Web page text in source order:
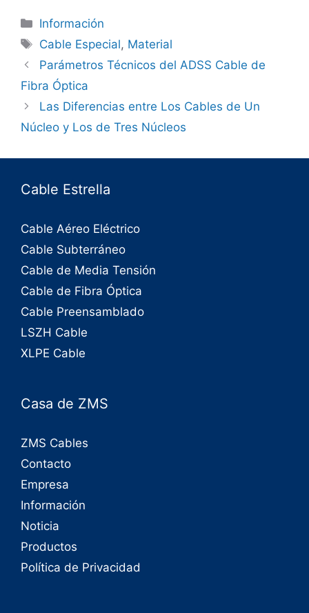
Información
Cable Especial, Material
Parámetros Técnicos del ADSS Cable de
Fibra Óptica
Las Diferencias entre Los Cables de Un
Núcleo y Los de Tres Núcleos
Cable Estrella
Cable Aéreo Eléctrico
Cable Subterráneo
Cable de Media Tensión
Cable de Fibra Óptica
Cable Preensamblado
LSZH Cable
XLPE Cable
Casa de ZMS
ZMS Cables
Contacto
Empresa
Información
Noticia
Productos
Política de Privacidad